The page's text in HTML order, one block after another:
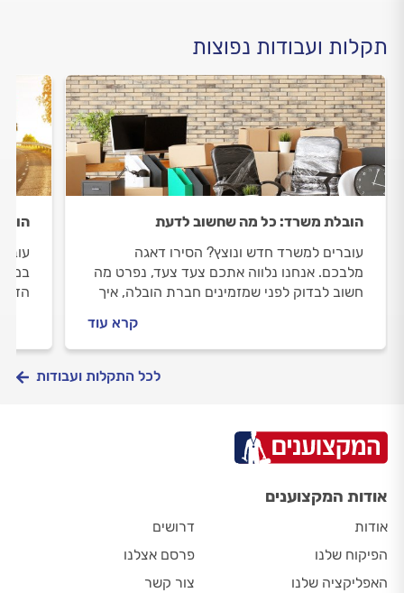
תקלות ועבודות נפוצות
הובלת משרד: כל מה שחשוב לדעת
עוברים למשרד חדש ונוצץ? הסירו דאגה
מלבכם. אנחנו נלווה אתכם צעד צעד, נפרט מה
חשוב לבדוק לפני שמזמינים חברת הובלה, איך
קרא עוד
לכל התקלות ועבודות
אודות המקצוענים
אודות
הפיקוח שלנו
האפליקציה שלנו
דרושים
פרסם אצלנו
צור קשר